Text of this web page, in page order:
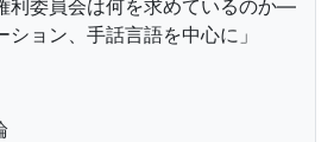
利委員会は何を求めているのか―
ョン、手話言語を中心に」